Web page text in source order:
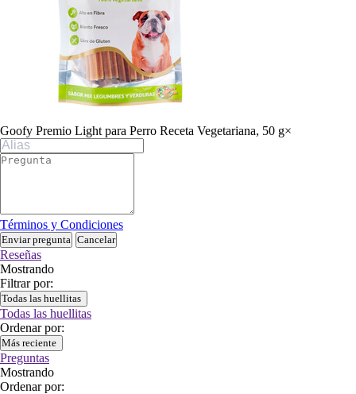
Goofy Premio Light para Perro Receta Vegetariana, 50 g×
Términos y Condiciones
Enviar pregunta Cancelar
Reseñas
Mostrando
Filtrar por:
Todas las huellitas
Todas las huellitas
Ordenar por:
Más reciente
Preguntas
Mostrando
Ordenar por: